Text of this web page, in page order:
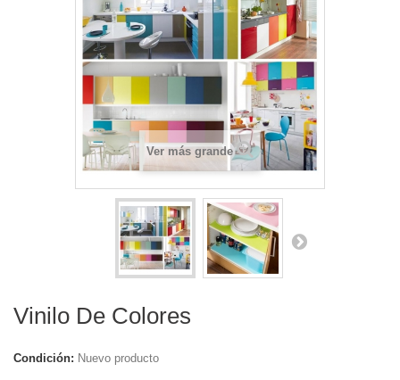
Ver más grande
Vinilo De Colores
Condición: Nuevo producto